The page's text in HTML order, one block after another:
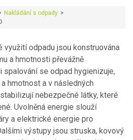
Nakládání s odpady >
využití odpadu jsou konstruována
a hmotnosti převážně
spalování se odpad hygienizuje,
hmotnost a v následných
nebezpečné látky, které
Uvolněná energie slouží
a elektrické energie pro
výstupy jsou struska, kovový